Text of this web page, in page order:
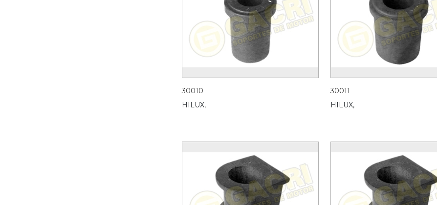
30010
HILUX,
30011
HILUX,